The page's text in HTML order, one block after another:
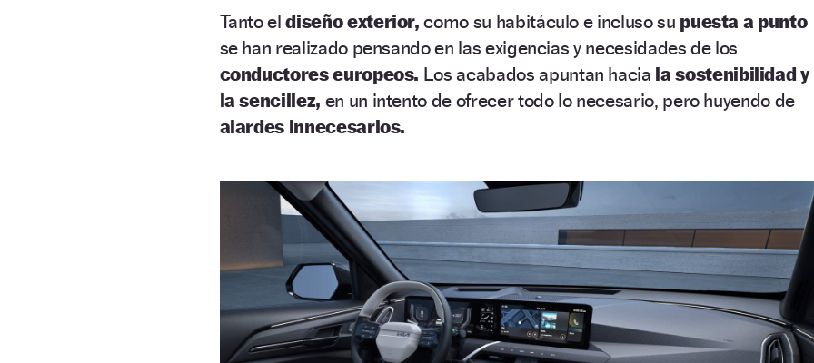
Tanto eldiseño exterior,como su habitáculo e incluso su puesta a punto
se han realizado pensando en las exigencias y necesidades de los
conductores europeos. Los acabados apuntan hacia la sostenibilidad y
la sencillez, en un intento de ofrecer todo lo necesario, pero huyendo de
alardes innecesarios.